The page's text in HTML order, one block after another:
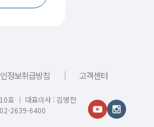
정보취급방침 ｜ 고객센터
호 │ 대표이사 : 김명전
02-2639-6400